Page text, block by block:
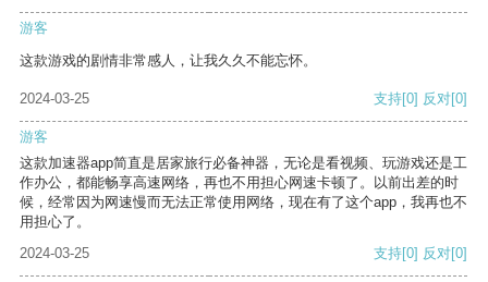
游客
这款游戏的剧情非常感人，让我久久不能忘怀。
2024-03-25 支持[0] 反对[0]
游客
这款加速器app简直是居家旅行必备神器，无论是看视频、玩游戏还是工
作办公，都能畅享高速网络，再也不用担心网速卡顿了。以前出差的时
候，经常因为网速慢而无法正常使用网络，现在有了这个app，我再也不
用担心了。
2024-03-25
支持[0] 反对[0]